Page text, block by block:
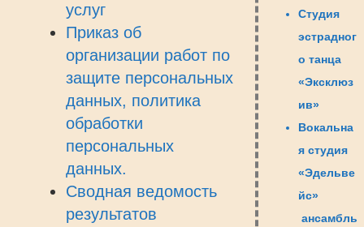
услуг
Приказ об
организации работ по
защите персональных
данных, политика
обработки
персональных
данных.
Сводная ведомость
результатов
Студия
эстрадног
о танца
«Эксклюз
ив»
Вокальна
я студия
«Эдельве
йс»
ансамбль